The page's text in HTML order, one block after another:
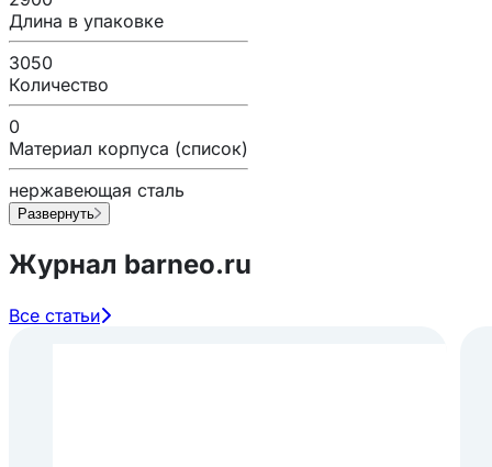
Длина в упаковке
3050
Количество
0
Материал корпуса (список)
нержавеющая сталь
Развернуть
Журнал barneo.ru
Все статьи